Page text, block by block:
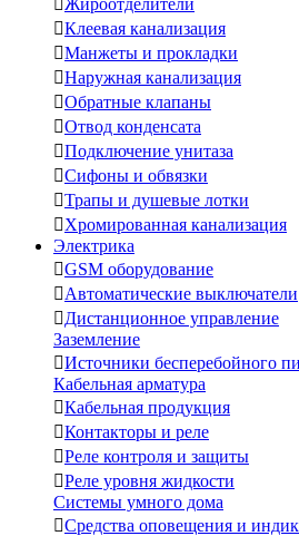
Жироотделители
Клеевая канализация
Манжеты и прокладки
Наружная канализация
Обратные клапаны
Отвод конденсата
Подключение унитаза
Сифоны и обвязки
Трапы и душевые лотки
Хромированная канализация
Электрика
GSM оборудование
Автоматические выключатели
Дистанционное управление
Заземление
Источники бесперебойного
Кабельная арматура
Кабельная продукция
Контакторы и реле
Реле контроля и защиты
Реле уровня жидкости
Системы умного дома
Средства оповещения и